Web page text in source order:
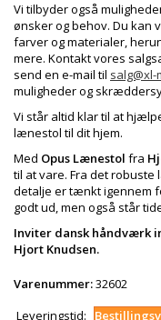
Vi tilbyder også
ønsker og behov. Du kan
farver og materialer,
mere. Kontakt vores
send en e-mail til
muligheder og
Vi står altid klar til at
lænestol til dit hjem.
Med Opus Lænestol fra
til at vare. Fra det
detalje er tænkt igennem
godt ud, men også står
Inviter dansk håndværk
Hjort Knudsen.
Varenummer:32602
Leveringstid: